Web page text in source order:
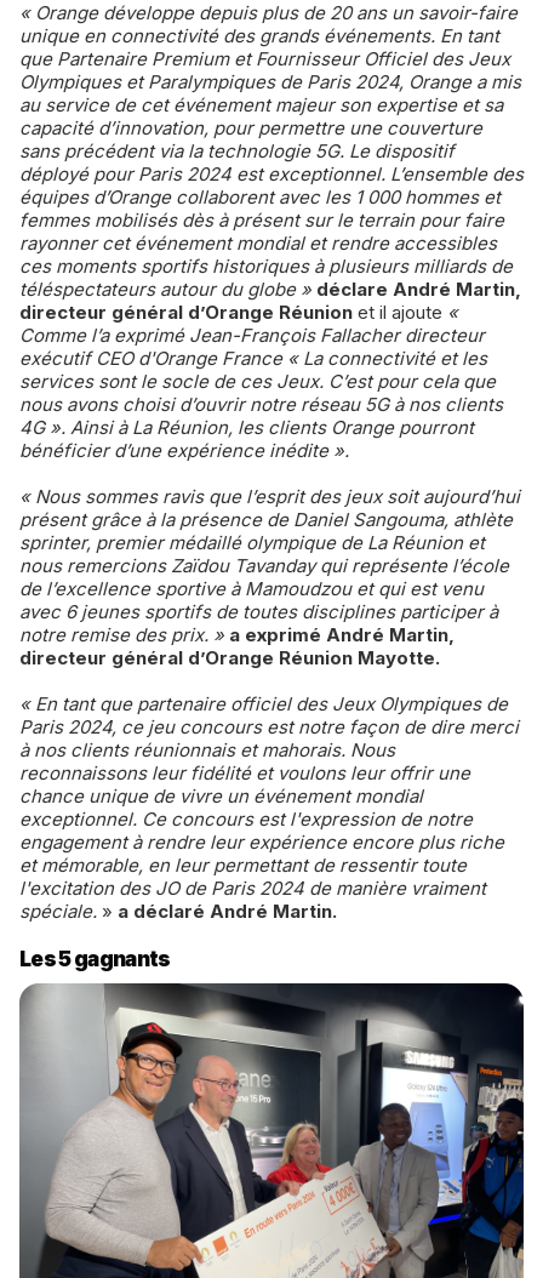
« Orange développe depuis plus de 20 ans un savoir-faire
unique en connectivité des grands événements. En tant
que Partenaire Premium et Fournisseur Officiel des Jeux
Olympiques et Paralympiques de Paris 2024, Orange a mis
au service de cet événement majeur son expertise et sa
capacité d’innovation, pour permettre une couverture
sans précédent via la technologie 5G. Le dispositif
déployé pour Paris 2024 est exceptionnel. L’ensemble des
équipes d’Orange collaborent avec les 1 000 hommes et
femmes mobilisés dès à présent sur le terrain pour faire
rayonner cet événement mondial et rendre accessibles
ces moments sportifs historiques à plusieurs milliards de
téléspectateurs autour du globe » déclare André Martin,
directeur général d’Orange Réunion et il ajoute «
Comme l’a exprimé Jean-François Fallacher directeur
exécutif CEO d'Orange France « La connectivité et les
services sont le socle de ces Jeux. C’est pour cela que
nous avons choisi d’ouvrir notre réseau 5G à nos clients
4G ». Ainsi à La Réunion, les clients Orange pourront
bénéficier d’une expérience inédite ».
« Nous sommes ravis que l’esprit des jeux soit aujourd’hui
présent grâce à la présence de Daniel Sangouma, athlète
sprinter, premier médaillé olympique de La Réunion et
nous remercions Zaïdou Tavanday qui représente l’école
de l’excellence sportive à Mamoudzou et qui est venu
avec 6 jeunes sportifs de toutes disciplines participer à
notre remise des prix. » a exprimé André Martin,
directeur général d’Orange Réunion Mayotte.
« En tant que partenaire officiel des Jeux Olympiques de
Paris 2024, ce jeu concours est notre façon de dire merci
à nos clients réunionnais et mahorais. Nous
reconnaissons leur fidélité et voulons leur offrir une
chance unique de vivre un événement mondial
exceptionnel. Ce concours est l'expression de notre
engagement à rendre leur expérience encore plus riche
et mémorable, en leur permettant de ressentir toute
l'excitation des JO de Paris 2024 de manière vraiment
spéciale. » a déclaré André Martin.
Les 5 gagnants